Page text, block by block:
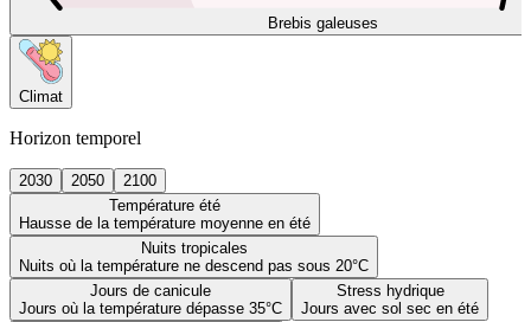
Brebis galeuses
Climat
Horizon temporel
2030 2050
2100
Température été
Hausse de la température moyenne en été
Nuits tropicales
Nuits où la température ne descend pas sous 20°C
Jours de canicule
Jours où la température dépasse 35°C
Stress hydrique
Jours avec sol sec en été